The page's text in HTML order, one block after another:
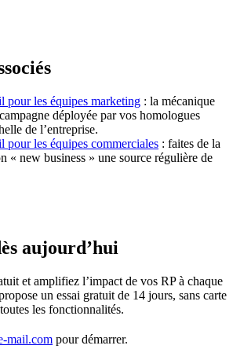
pour les équipes marketing : la mécanique
déployée par vos homologues
de l’entreprise.
pour les équipes commerciales : faites de la
« new business » une source régulière de
aujourd’hui
et amplifiez l’impact de vos RP à chaque
un essai gratuit de 14 jours, sans carte
les fonctionnalités.
mail.com pour démarrer.